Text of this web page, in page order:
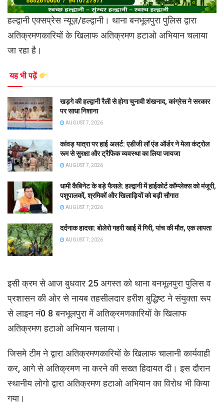
हल्द्वानी एक्सप्रेस न्यूज़/हल्द्वानी। थाना बनभूलपुरा पुलिस द्वारा
अतिक्रमणकारियों के खिलाफ अतिक्रमण हटाओ अभियान चलाया
जा रहा है।
यह भी पढ़ें
खड़गे की हल्द्वानी रैली से होगा चुनावी शंखनाद, कांग्रेस ने सरकार
पर साधा निशाना
AUGUST 7, 2026
कांवड़ यात्रा पर हाई अलर्ट: एडीजी लॉ एंड ऑर्डर ने मेला कंट्रोल
रूम से सुरक्षा और ट्रैफिक व्यवस्था का लिया जायजा
AUGUST 7, 2026
धामी कैबिनेट के बड़े फैसले: हल्द्वानी में हाईकोर्ट कॉम्प्लेक्स को मंजूरी,
पशुपालकों, श्रमिकों और खिलाड़ियों को बड़ी सौगात
AUGUST 7, 2026
दर्दनाक हादसा: बोलेरो गहरी खाई में गिरी, पांच की मौत, एक लापता
AUGUST 7, 2026
इसी क्रम से आज बुधवार 25 अगस्त को थाना बनभूलपुरा पुलिस व
प्रशासन की ओर से नायब तहसीलदार हरीश बुद्धिष्ट ने संयुक्ता रूप
से लाइन नं0 8 बनभूलपुरा में अतिक्रमणकारियों के खिलाफ
अतिक्रमण हटाओ अभियान चलाया।
जिसमे टीम ने द्वारा अतिक्रमणकारियों के खिलाफ चालानी कार्यवाही
कर, आगे से अतिक्रमण ना करने की सख्त हिदायत दी। इस दौरान
स्थानीय लोगो द्वारा अतिक्रमण हटाओ अभियान का विरोध भी किया
गया।